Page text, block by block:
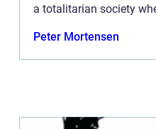
a totalitarian society
Peter Mortensen